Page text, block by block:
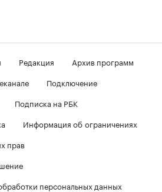
Редакция
Архив программ
Подключение
Подписка на РБК
Информация об ограничениях
прав
персональных данных